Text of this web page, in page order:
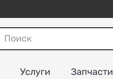
Услуги Запчасти